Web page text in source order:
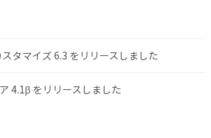
タマイズ 6.3 をリリースしました
4.1β をリリースしました